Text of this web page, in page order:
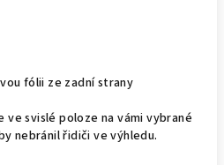
fólii ze zadní strany
ve svislé poloze na vámi vybrané
nebránil řidiči ve výhledu.